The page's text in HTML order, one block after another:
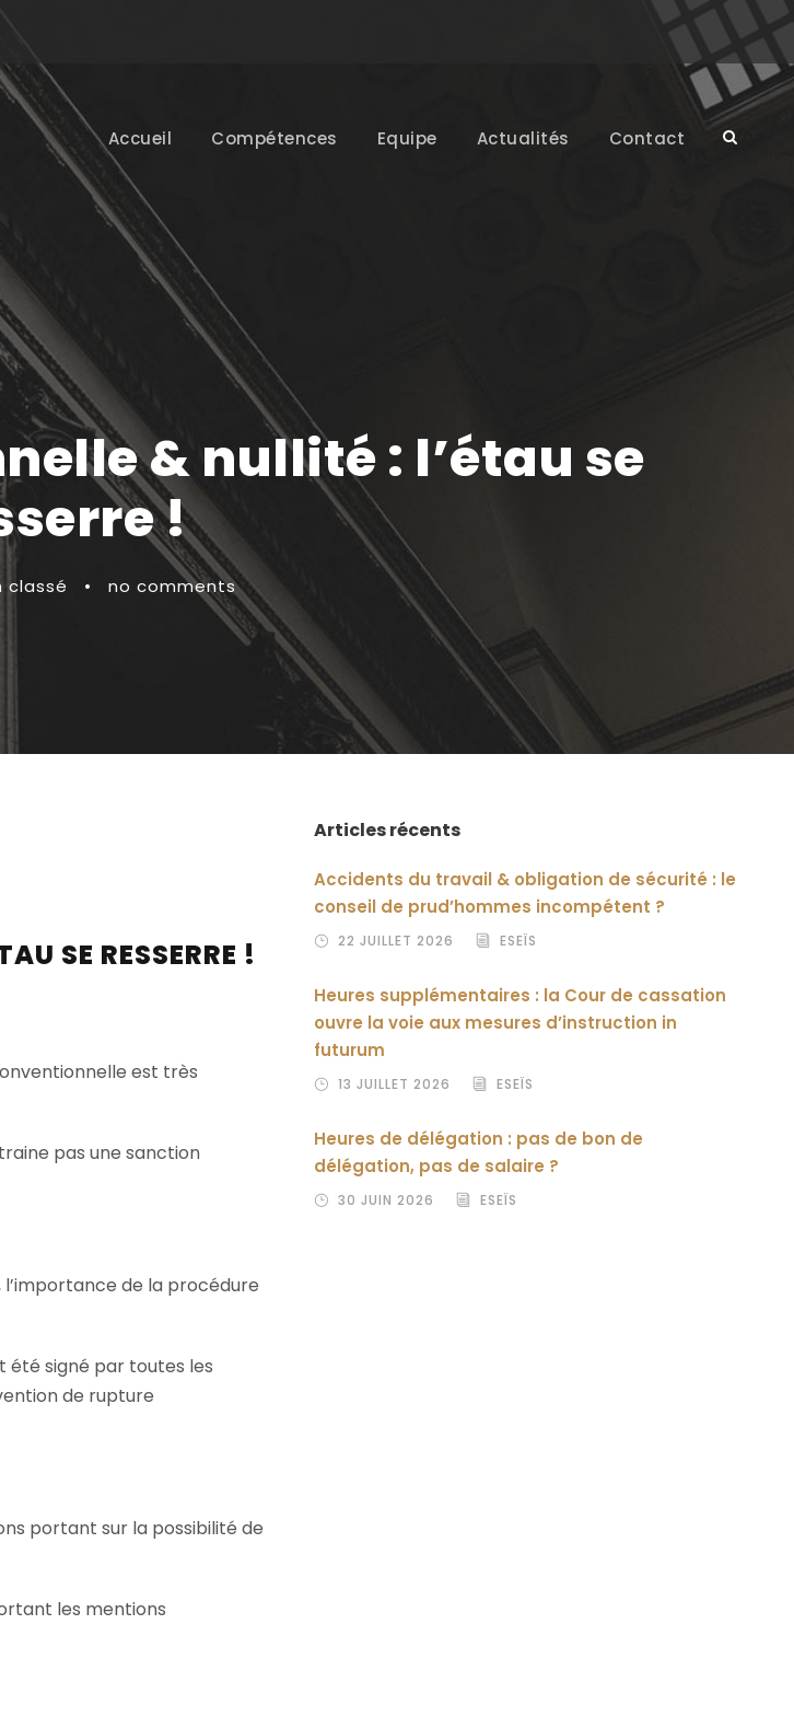
Accueil Compétences Equipe Actualités Contact
& nullité : l’étau se
!
classé • no comments
SE RESSERRE !
est très
pas une sanction
l’importance de la procédure
été signé par toutes les
de rupture
portant sur la possibilité de
les mentions
Articles récents
Accidents du travail & obligation de sécurité : le
conseil de prud’hommes incompétent ?
22 JUILLET 2026 ESEÏS
Heures supplémentaires : la Cour de cassation
ouvre la voie aux mesures d’instruction in
futurum
13 JUILLET 2026 ESEÏS
Heures de délégation : pas de bon de
délégation, pas de salaire ?
30 JUIN 2026 ESEÏS